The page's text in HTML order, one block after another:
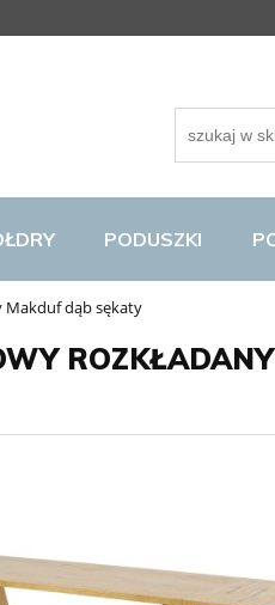
PODUSZKI
Makduf dąb sękaty